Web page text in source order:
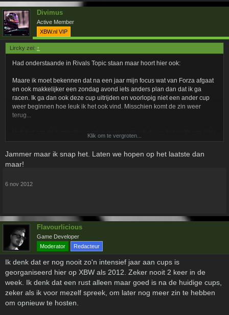
Divimus
Active Member
XBW.nl VIP
Lircky zei: ↑
Had onderstaande in Rivals Topic staan maar hoort hier ook:
Maare ik moet bekennen dat na een jaar mijn focus wat van Forza afgaat
en ook makkelijker een zondag avond iets anders plan dan dat ik ga
racen. Ik ga dan ook deze cup uitrijden en voorlopig niet een ander cup
weer beginnen hoe leuk ik het ook vind. Misschien komt de zin weer
terug...
Heb het erg druk zakelijk en prive (eigen schuld) dus is het lastig om alles
te combineren. Verder is het vaak zo dat ik maandag om 05:00 moet
vertrekken naar Veldhoven voor salesmeeting en ik dus eigenlijk om
21:00 mijn nest moet gaan opzoeken dus niet of nauwelijks kan meedoen.
Woensdagen zijn zoals eerder genoemd ook geen optie ivm Karate.
Ik ga zeker proberen de komende zondagen nog aan te sluiten (misschien
Klik om te vergroten...
Jammer maar ik snap het. Laten we hopen op het laatste dan
maar!
6 nov 2012
Flavourlicious
Game Developer
Moderator
Redacteur
Ik denk dat er nog nooit zo'n intensief jaar aan cups is
georganiseerd hier op XBW als 2012. Zeker nooit 2 keer in de
week. Ik denk dat een rust alleen maar goed is na de huidige cups,
zeker als ik voor mezelf spreek, om later nog meer zin te hebben
om opnieuw te hosten.